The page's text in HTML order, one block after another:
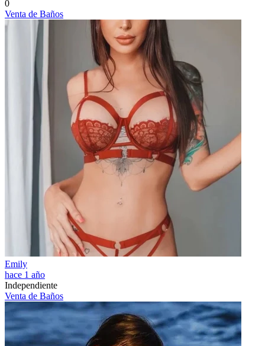
0
Venta de Baños
Emily
hace 1 año
Independiente
Venta de Baños